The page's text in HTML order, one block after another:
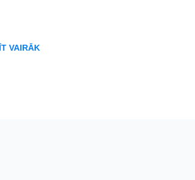
VAIRĀK